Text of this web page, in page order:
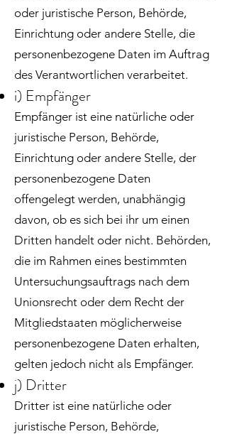
oder juristische Person, Behörde,
Einrichtung oder andere Stelle, die
personenbezogene Daten im Auftrag
des Verantwortlichen verarbeitet.
i) Empfänger
Empfänger ist eine natürliche oder
juristische Person, Behörde,
Einrichtung oder andere Stelle, der
personenbezogene Daten
offengelegt werden, unabhängig
davon, ob es sich bei ihr um einen
Dritten handelt oder nicht. Behörden,
die im Rahmen eines bestimmten
Untersuchungsauftrags nach dem
Unionsrecht oder dem Recht der
Mitgliedstaaten möglicherweise
personenbezogene Daten erhalten,
gelten jedoch nicht als Empfänger.
j) Dritter
Dritter ist eine natürliche oder
juristische Person, Behörde,